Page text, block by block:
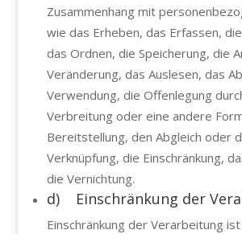
Zusammenhang mit
wie das Erheben, das Erfassen,
das Ordnen, die Speicherung, die
Veränderung, das Auslesen, das
Verwendung, die Offenlegung
Verbreitung oder eine andere
Bereitstellung, den Abgleich oder
Verknüpfung, die Einschränkung,
die Vernichtung.
d) Einschränkung der
Einschränkung der Verarbeitung